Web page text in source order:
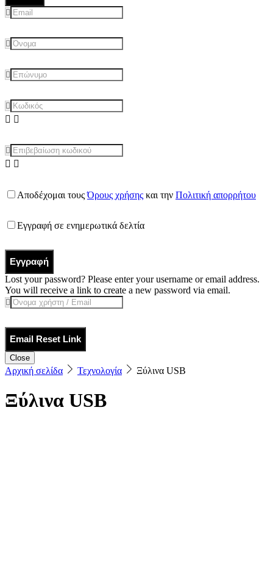
Αποδέχομαι τουςΌρους χρήσης και την Πολιτική απορρήτου
Εγγραφή σε ενημερωτικά δελτία
Εγγραφή
Lost your password? Please enter your username or email address.
You will receive a link to create a new password via email.
Email Reset Link
Close
Αρχική σελίδα Τεχνολογία Ξύλινα USB
Ξύλινα USB